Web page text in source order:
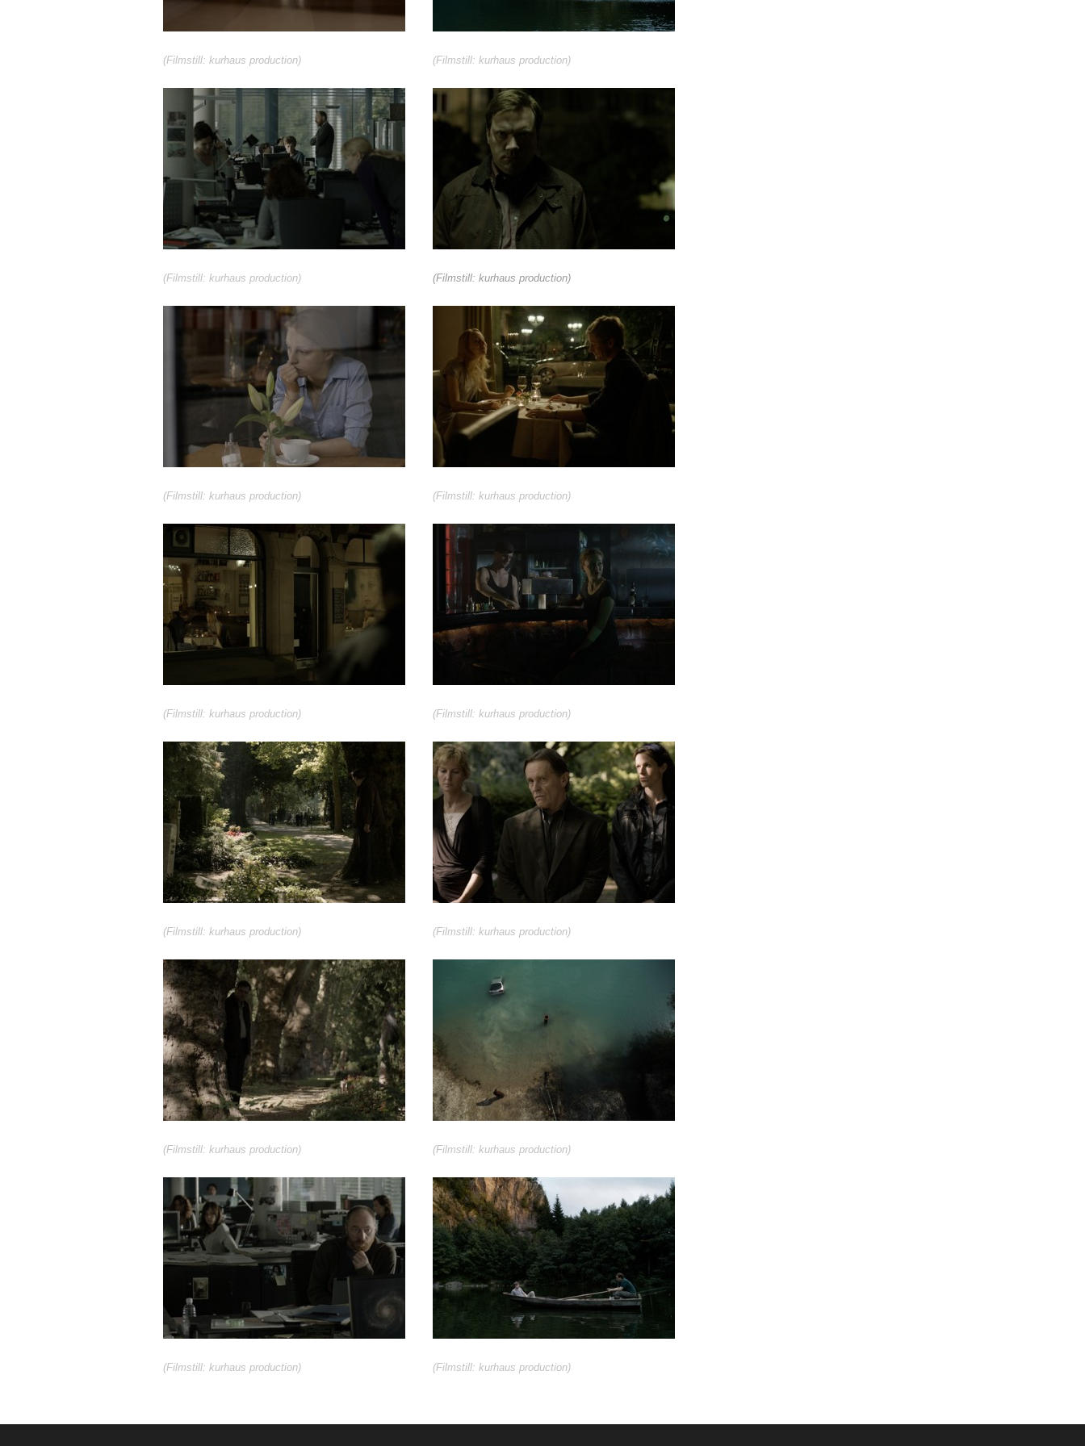
(Filmstill: kurhaus production) (Filmstill: kurhaus production)
(Filmstill: kurhaus production) (Filmstill: kurhaus production)
(Filmstill: kurhaus production) (Filmstill: kurhaus production)
(Filmstill: kurhaus production) (Filmstill: kurhaus production)
(Filmstill: kurhaus production) (Filmstill: kurhaus production)
(Filmstill: kurhaus production) (Filmstill: kurhaus production)
(Filmstill: kurhaus production) (Filmstill: kurhaus production)